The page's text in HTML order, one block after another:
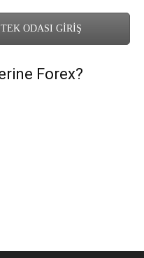
ODASI GİRİŞ
Forex?